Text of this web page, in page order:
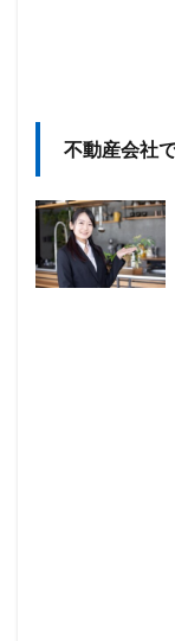
不動産会社